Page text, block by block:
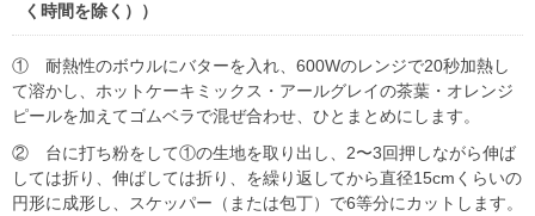
く時間を除く））
① 耐熱性のボウルにバターを入れ、600Wのレンジで20秒加熱し
て溶かし、ホットケーキミックス・アールグレイの茶葉・オレンジ
ピールを加えてゴムベラで混ぜ合わせ、ひとまとめにします。
② 台に打ち粉をして①の生地を取り出し、2〜3回押しながら伸ば
しては折り、伸ばしては折り、を繰り返してから直径15cmくらいの
円形に成形し、スケッパー（または包丁）で6等分にカットします。